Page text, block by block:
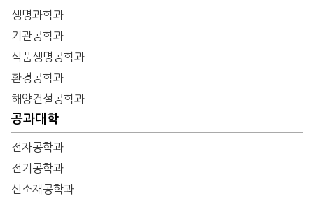
생명과학과
기관공학과
식품생명공학과
환경공학과
해양건설공학과
공과대학
전자공학과
전기공학과
신소재공학과